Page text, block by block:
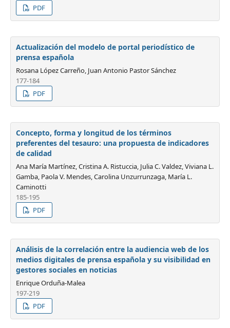
PDF
Actualización del modelo de portal periodístico de
prensa española
Rosana López Carreño, Juan Antonio Pastor Sánchez
177-184
PDF
Concepto, forma y longitud de los términos
preferentes del tesauro: una propuesta de indicadores
de calidad
Ana María Martínez, Cristina A. Ristuccia, Julia C. Valdez, Viviana L.
Gamba, Paola V. Mendes, Carolina Unzurrunzaga, María L.
Caminotti
185-195
PDF
Análisis de la correlación entre la audiencia web de los
medios digitales de prensa española y su visibilidad en
gestores sociales en noticias
Enrique Orduña-Malea
197-219
PDF